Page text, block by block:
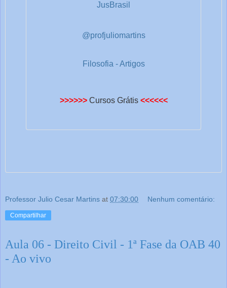
JusBrasil
@profjuliomartins
Filosofia - Artigos
>>>>>> Cursos Grátis <<<<<<
Professor Julio Cesar Martins at 07:30:00 Nenhum comentário:
Compartilhar
Aula 06 - Direito Civil - 1ª Fase da OAB 40
- Ao vivo